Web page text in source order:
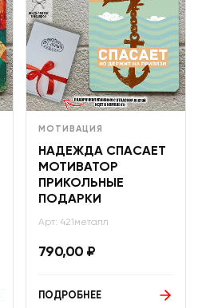
МОТИВАЦИЯ
НАДЕЖДА СПАСАЕТ
МОТИВАТОР
ПРИКОЛЬНЫЕ
ПОДАРКИ
Арт: 421металл
790,00 ₽
ПОДРОБНЕЕ